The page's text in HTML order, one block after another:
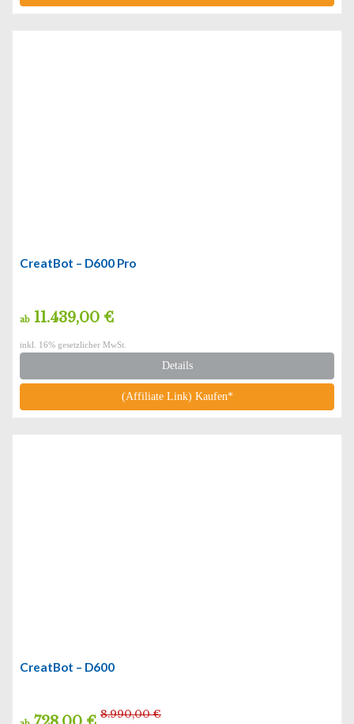
CreatBot – D600 Pro
ab 11.439,00 €
inkl. 16% gesetzlicher MwSt.
Details
(Affiliate Link) Kaufen*
CreatBot – D600
8.990,00 €